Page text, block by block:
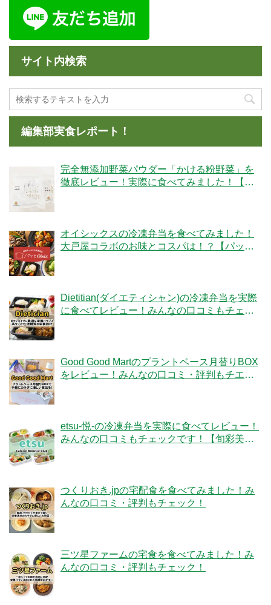
サイト内検索
編集部実食レポート！
完全無添加野菜パウダー「かける粉野菜」を
徹底レビュー！実際に食べてみました！【ベ
オイシックスの冷凍弁当を食べてみました！
大戸屋コラボのお味とコスパは！？【パッと
Dietitian(ダイエティシャン)の冷凍弁当を実際
に食べてレビュー！みんなの口コミもチェッ
Good Good Martのプラントベース月替りBOX
をレビュー！みんなの口コミ・評判もチエッ
etsu-悦-の冷凍弁当を実際に食べてレビュー！
みんなの口コミもチェックです！【旬彩美
つくりおき.jpの宅配食を食べてみました！み
んなの口コミ・評判もチェック！
三ツ星ファームの宅食を食べてみました！み
んなの口コミ・評判もチェック！